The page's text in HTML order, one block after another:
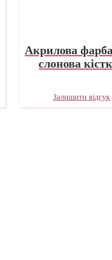
Акрилова
слонова
Залишити відгук